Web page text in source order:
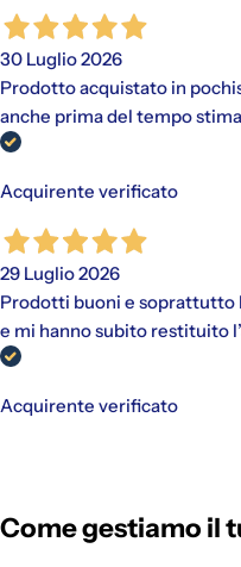
30 Luglio 2026
Prodotto acquistato in
anche prima del tempo
Acquirente verificato
29 Luglio 2026
Prodotti buoni e soprattutto
e mi hanno subito restituito
Acquirente verificato
Come gestiamo il